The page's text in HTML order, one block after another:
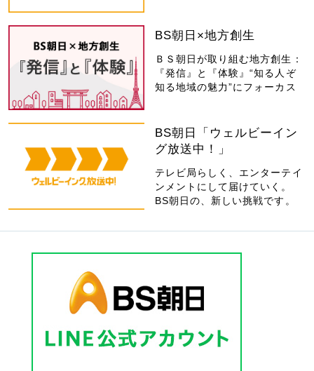
BS朝日×地方創生
ＢＳ朝日が取り組む地方創生：
『発信』と『体験』“知る人ぞ
知る地域の魅力”にフォーカス
BS朝日「ウェルビーイン
グ放送中！」
テレビ局らしく、エンターテイ
ンメントにして届けていく。
BS朝日の、新しい挑戦です。